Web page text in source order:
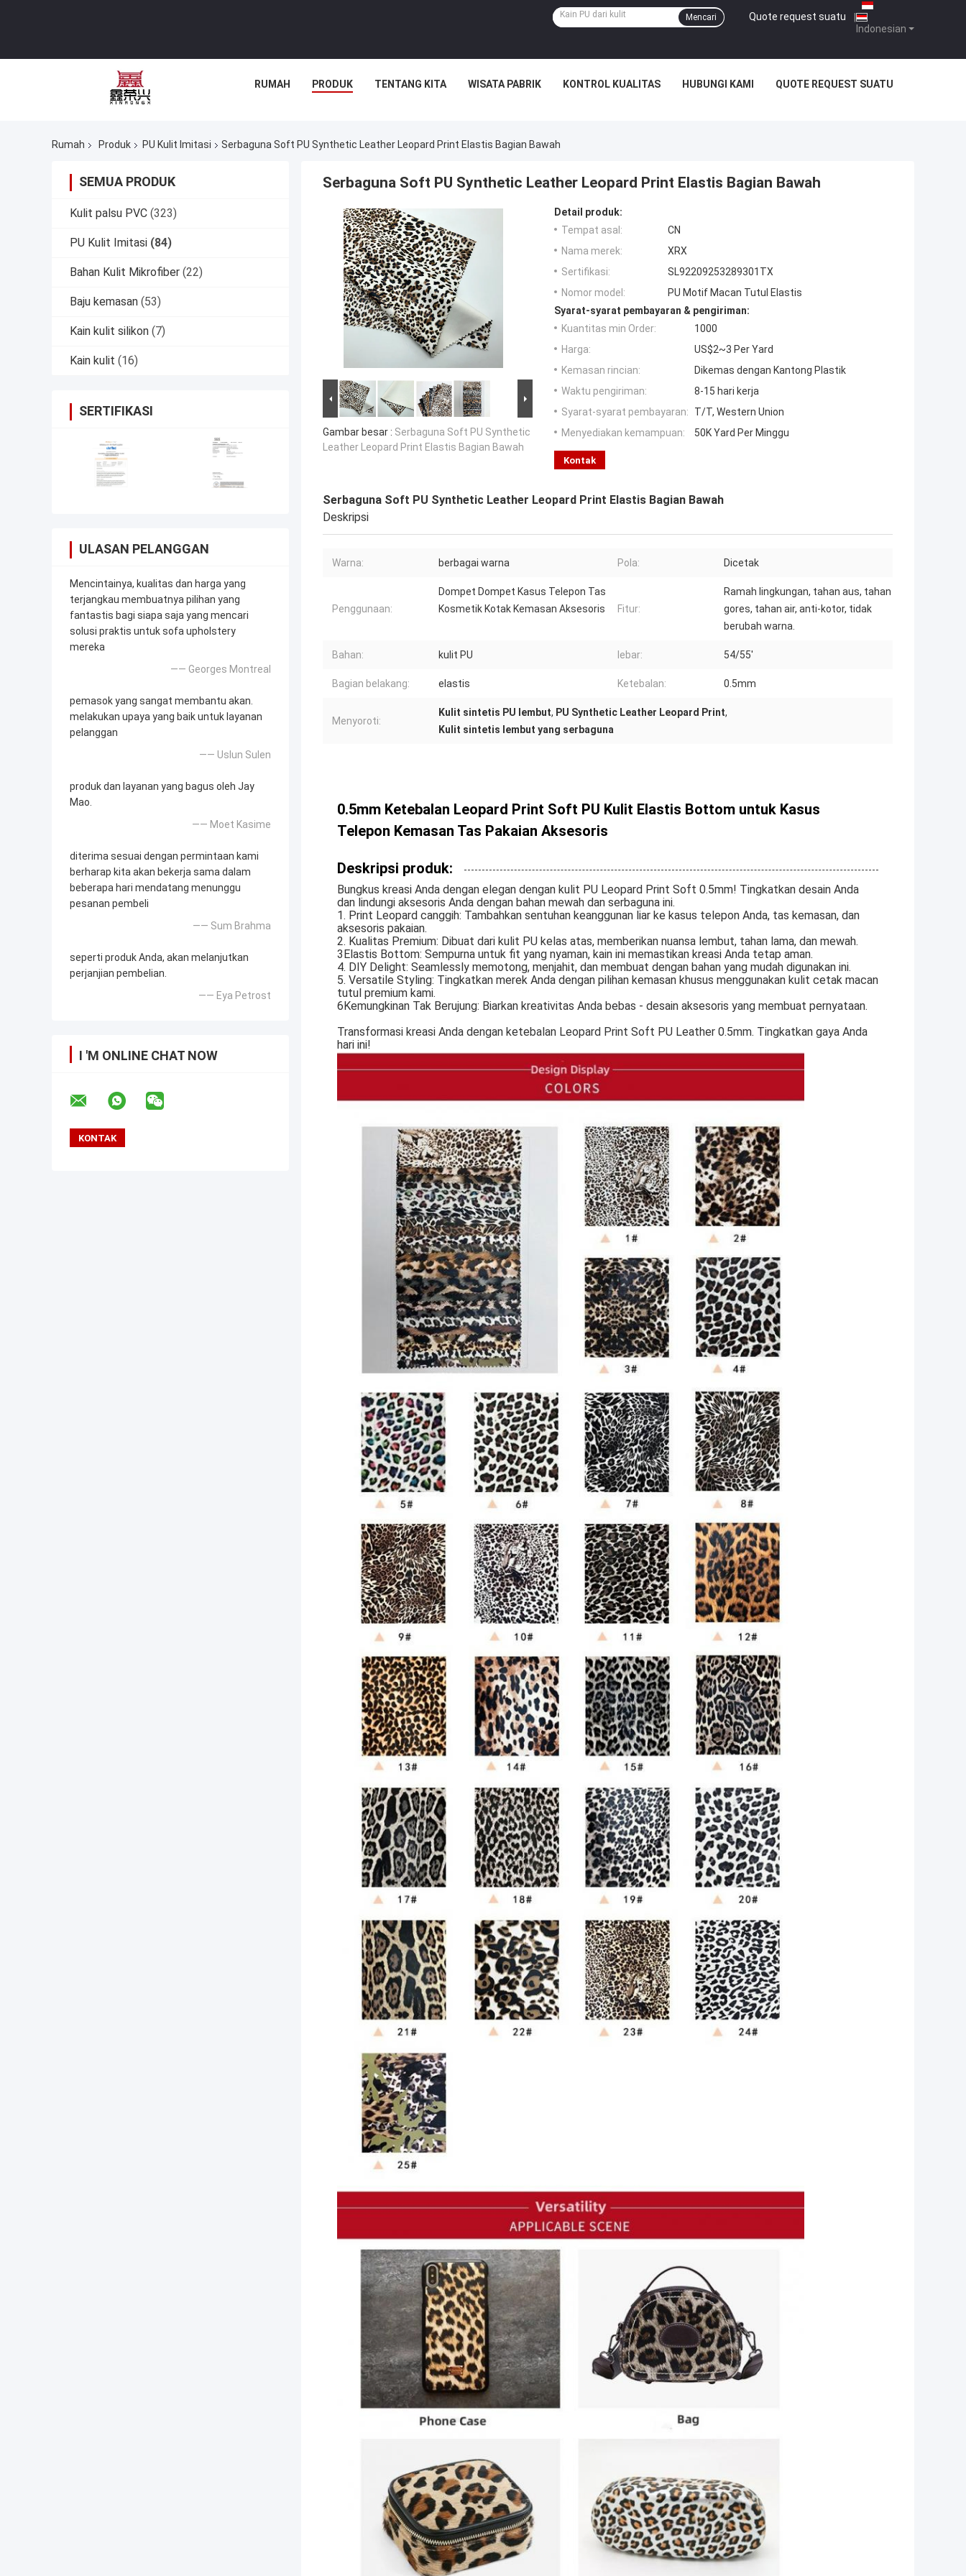
Indonesian
Quote request suatu |
Mencari
RUMAH PRODUK TENTANG KITA WISATA PABRIK KONTROL KUALITAS HUBUNGI KAMI QUOTE REQUEST SUATU
Rumah Produk PU Kulit Imitasi Serbaguna Soft PU Synthetic Leather Leopard Print Elastis Bagian Bawah
SEMUA PRODUK
Kulit palsu PVC (323)
PU Kulit Imitasi (84)
Bahan Kulit Mikrofiber (22)
Baju kemasan (53)
Kain kulit silikon (7)
Kain kulit (16)
SERTIFIKASI
ULASAN PELANGGAN
Mencintainya, kualitas dan harga yang
terjangkau membuatnya pilihan yang
fantastis bagi siapa saja yang mencari
solusi praktis untuk sofa upholstery
mereka
—— Georges Montreal
pemasok yang sangat membantu akan.
melakukan upaya yang baik untuk layanan
pelanggan
—— Uslun Sulen
produk dan layanan yang bagus oleh Jay
Mao.
—— Moet Kasime
diterima sesuai dengan permintaan kami
berharap kita akan bekerja sama dalam
beberapa hari mendatang menunggu
pesanan pembeli
—— Sum Brahma
seperti produk Anda, akan melanjutkan
perjanjian pembelian.
—— Eya Petrost
I 'M ONLINE CHAT NOW
Serbaguna Soft PU Synthetic Leather Leopard Print Elastis Bagian Bawah
Gambar besar : Serbaguna Soft PU Synthetic
Leather Leopard Print Elastis Bagian Bawah
Detail produk:
Tempat asal:
CN
Nama merek:
XRX
Sertifikasi:
SL92209253289301TX
Nomor model:
PU Motif Macan Tutul Elastis
Syarat-syarat pembayaran & pengiriman:
Kuantitas min Order:
1000
Harga:
US$2~3 Per Yard
Kemasan rincian:
Dikemas dengan Kantong Plastik
Waktu pengiriman:
8-15 hari kerja
Syarat-syarat pembayaran:
T/T, Western Union
Menyediakan kemampuan:
50K Yard Per Minggu
Kontak
Serbaguna Soft PU Synthetic Leather Leopard Print Elastis Bagian Bawah
Deskripsi
Warna: berbagai warna Pola: Dicetak
Penggunaan:
Dompet Dompet Kasus Telepon Tas
Kosmetik Kotak Kemasan Aksesoris
Fitur:
Ramah lingkungan, tahan aus, tahan
gores, tahan air, anti-kotor, tidak
berubah warna.
Bahan: kulit PU lebar: 54/55'
Bagian belakang: elastis Ketebalan: 0.5mm
Menyoroti:
Kulit sintetis PU lembut, PU Synthetic Leather Leopard Print,
Kulit sintetis lembut yang serbaguna
0.5mm Ketebalan Leopard Print Soft PU Kulit Elastis Bottom untuk Kasus
Telepon Kemasan Tas Pakaian Aksesoris
Deskripsi produk:
Bungkus kreasi Anda dengan elegan dengan kulit PU Leopard Print Soft 0.5mm! Tingkatkan desain Anda
dan lindungi aksesoris Anda dengan bahan mewah dan serbaguna ini.
1. Print Leopard canggih: Tambahkan sentuhan keanggunan liar ke kasus telepon Anda, tas kemasan, dan
aksesoris pakaian.
2. Kualitas Premium: Dibuat dari kulit PU kelas atas, memberikan nuansa lembut, tahan lama, dan mewah.
3Elastis Bottom: Sempurna untuk fit yang nyaman, kain ini memastikan kreasi Anda tetap aman.
4. DIY Delight: Seamlessly memotong, menjahit, dan membuat dengan bahan yang mudah digunakan ini.
5. Versatile Styling: Tingkatkan merek Anda dengan pilihan kemasan khusus menggunakan kulit cetak macan
tutul premium kami.
6Kemungkinan Tak Berujung: Biarkan kreativitas Anda bebas - desain aksesoris yang membuat pernyataan.
Transformasi kreasi Anda dengan ketebalan Leopard Print Soft PU Leather 0.5mm. Tingkatkan gaya Anda
hari ini!